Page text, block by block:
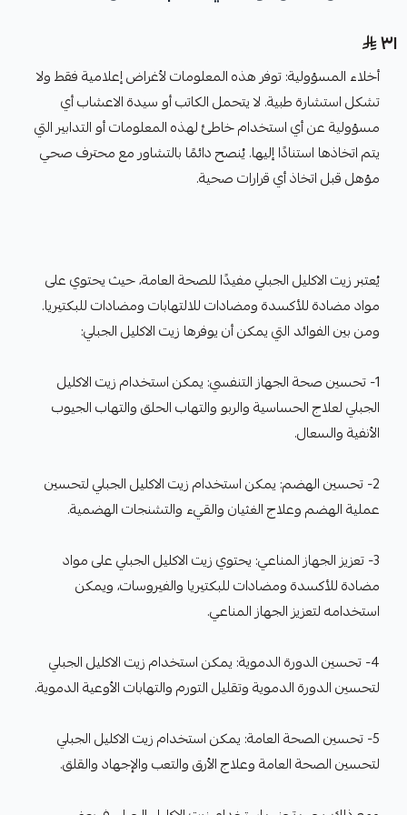
٣١
أخلاء المسؤولية: توفر هذه المعلومات لأغراض إعلامية فقط ولا
تشكل استشارة طبية. لا يتحمل الكاتب أو سيدة الاعشاب أي
مسؤولية عن أي استخدام خاطئ لهذه المعلومات أو التدابير التي
يتم اتخاذها استنادًا إليها. يُنصح دائمًا بالتشاور مع محترف صحي
مؤهل قبل اتخاذ أي قرارات صحية.
يُعتبر زيت الاكليل الجبلي مفيدًا للصحة العامة، حيث يحتوي على
مواد مضادة للأكسدة ومضادات للالتهابات ومضادات للبكتيريا.
ومن بين الفوائد التي يمكن أن يوفرها زيت الاكليل الجبلي:
1- تحسين صحة الجهاز التنفسي: يمكن استخدام زيت الاكليل
الجبلي لعلاج الحساسية والربو والتهاب الحلق والتهاب الجيوب
الأنفية والسعال.
2- تحسين الهضم: يمكن استخدام زيت الاكليل الجبلي لتحسين
عملية الهضم وعلاج الغثيان والقيء والتشنجات الهضمية.
3- تعزيز الجهاز المناعي: يحتوي زيت الاكليل الجبلي على مواد
مضادة للأكسدة ومضادات للبكتيريا والفيروسات، ويمكن
استخدامه لتعزيز الجهاز المناعي.
4- تحسين الدورة الدموية: يمكن استخدام زيت الاكليل الجبلي
لتحسين الدورة الدموية وتقليل التورم والتهابات الأوعية الدموية.
5- تحسين الصحة العامة: يمكن استخدام زيت الاكليل الجبلي
لتحسين الصحة العامة وعلاج الأرق والتعب والإجهاد والقلق.